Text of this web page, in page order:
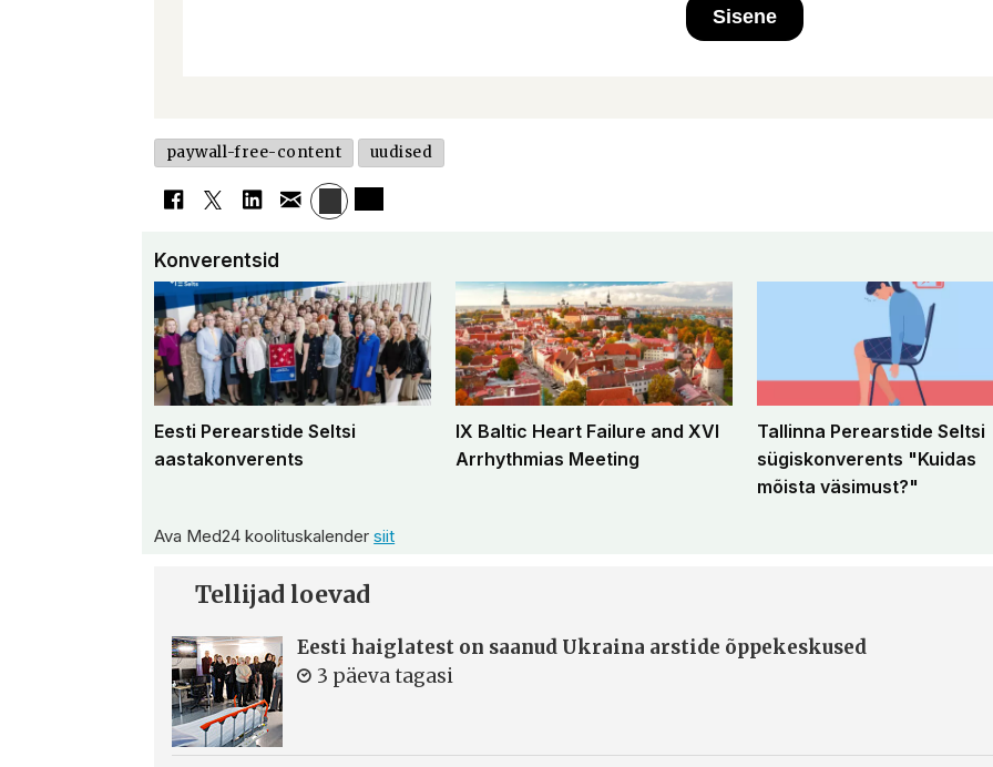
Sisene
paywall-free-content uudised
Konverentsid
Eesti Perearstide Seltsi
aastakonverents
IX Baltic Heart Failure and XVI
Arrhythmias Meeting
Tallinna Perearstide Seltsi
sügiskonverents "Kuidas
mõista väsimust?"
Ava Med24 koolituskalendersiit
Tellijad loevad
Eesti haiglatest on saanud Ukraina arstide õppekeskused
3 päeva tagasi